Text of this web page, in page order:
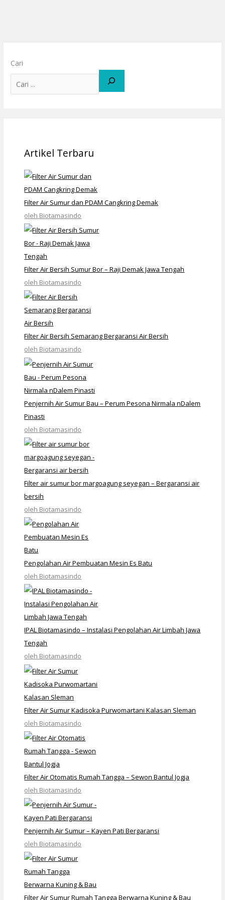
Cari
Artikel Terbaru
Filter Air Sumur dan PDAM Cangkring Demak
oleh Biotamasindo
Filter Air Bersih Sumur Bor – Raji Demak Jawa Tengah
oleh Biotamasindo
Filter Air Bersih Semarang Bergaransi Air Bersih
oleh Biotamasindo
Penjernih Air Sumur Bau – Perum Pesona Nirmala nDalem
Pinasti
oleh Biotamasindo
Filter air sumur bor margoagung seyegan – Bergaransi air
bersih
oleh Biotamasindo
Pengolahan Air Pembuatan Mesin Es Batu
oleh Biotamasindo
IPAL Biotamasindo – Instalasi Pengolahan Air Limbah Jawa
Tengah
oleh Biotamasindo
Filter Air Sumur Kadisoka Purwomartani Kalasan Sleman
oleh Biotamasindo
Filter Air Otomatis Rumah Tangga – Sewon Bantul Jogja
oleh Biotamasindo
Penjernih Air Sumur – Kayen Pati Bergaransi
oleh Biotamasindo
Filter Air Sumur Rumah Tangga Berwarna Kuning & Bau